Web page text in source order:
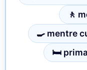
🚶
🍳 mentre
🛏